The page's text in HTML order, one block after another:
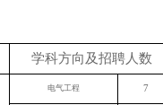
学科方向及招聘人数
电气工程 7